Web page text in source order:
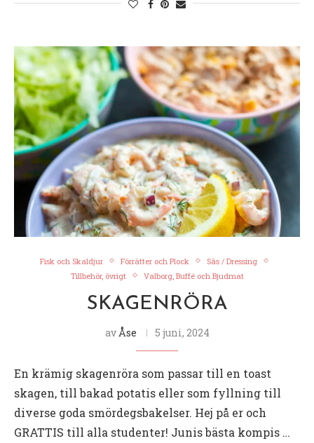
Fisk och Skaldjur Förrätter och Plock
Sås / Dressing
Tillbehör, övrigt
Valborg, Buffé och Bjudmat
SKAGENRÖRA
av Åse 5 juni, 2024
En krämig skagenröra som passar till en toast
skagen, till bakad potatis eller som fyllning till
diverse goda smördegsbakelser. Hej på er och
GRATTIS till alla studenter! Junis bästa kompis …